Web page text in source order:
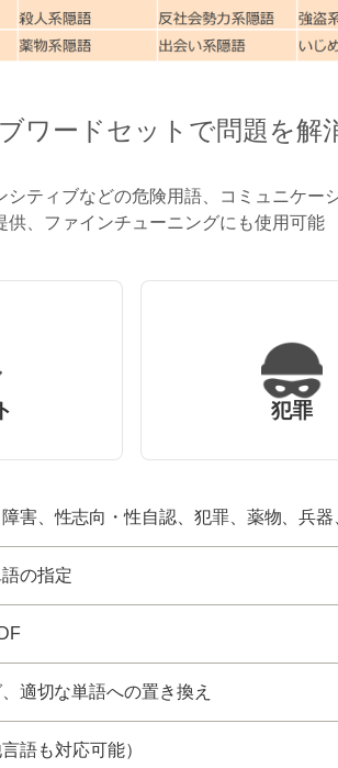
ワードセットで問題を解
ティブなどの危険用語、コミュニケー
、ファインチューニングにも使用可能
犯罪
害、性志向・性自認、犯罪、薬物、兵器
の指定
適切な単語への置き換え
語も対応可能）